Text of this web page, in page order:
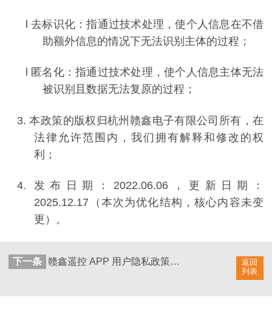
l去标识化：指通过技术处理，使个人信息在不借
助额外信息的情况下无法识别主体的过程；
匿名化：指通过技术处理，使个人信息主体无法
被识别且数据无法复原的过程；
3.本政策的版权归杭州赣鑫电子有限公司所有，在
法律允许范围内，我们拥有解释和修改的权
利；
4.发布日期： 2022.06.06 ，更新日期：
2025.12.17 （本次为优化结构，核心内容未变
更）。
返回
列表
下一条 赣鑫遥控 APP 用户隐私政策（2025 年 12 月更新版）